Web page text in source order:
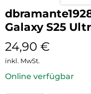
Galaxy S25
24,90 €
inkl. MwSt.
Online verfügbar